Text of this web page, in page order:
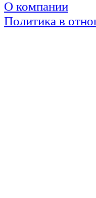
О компании
Политика в